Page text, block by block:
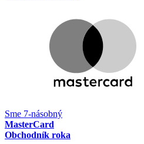
Sme 7-násobný
MasterCard
Obchodník roka